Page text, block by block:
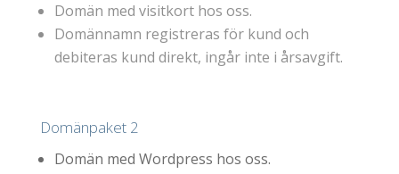
Domän med visitkorthos oss.
Domännamn registreras för kund och
debiteras kund direkt, ingår inte i årsavgift.
Domänpaket 2
Domän med Wordpress hos oss.